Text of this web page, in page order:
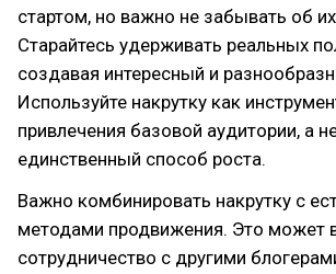
стартом, но важно не забывать об
Старайтесь удерживать реальных
создавая интересный и
Используйте накрутку как
привлечения базовой аудитории, а
единственный способ роста.
Важно комбинировать накрутку с
методами продвижения. Это может
сотрудничество с другими